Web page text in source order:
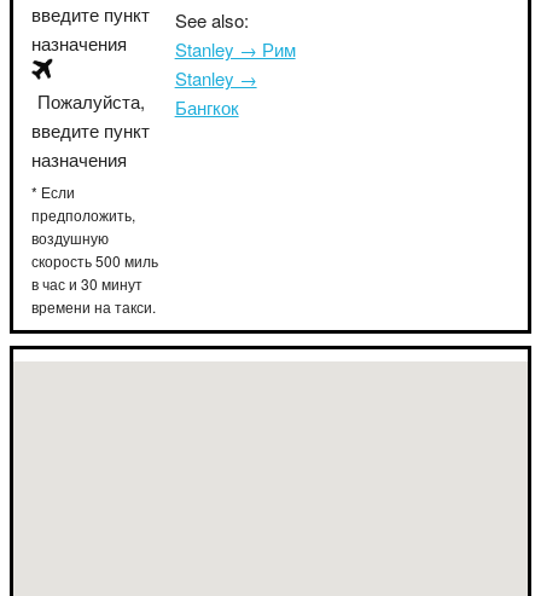
введите пункт
назначения
Пожалуйста,
введите пункт
назначения
* Если
предположить,
воздушную
скорость 500 миль
в час и 30 минут
времени на такси.
See also:
Stanley → Рим
Stanley →
Бангкок